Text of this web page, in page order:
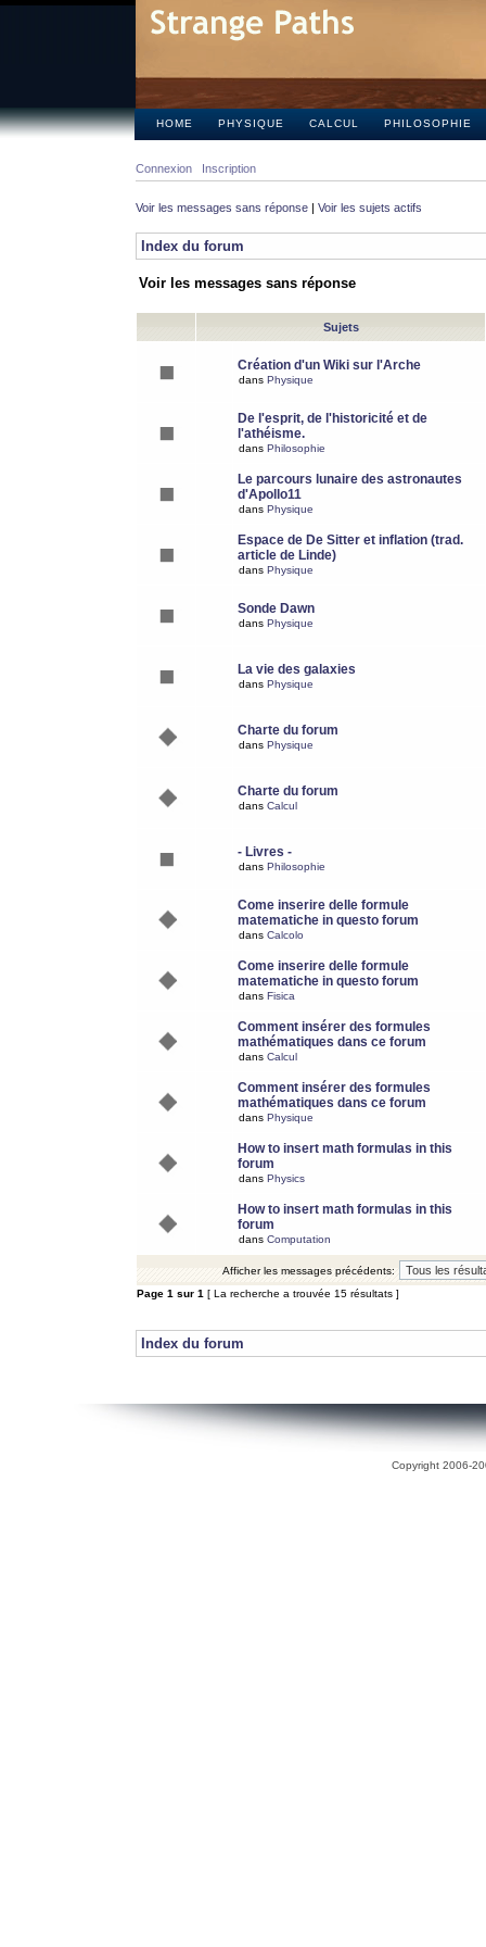
HOME PHYSIQUE CALCUL PHILOSOPHIE
Connexion Inscription
Voir les messages sans réponse | Voir les sujets actifs
Index du forum
Voir les messages sans réponse
Sujets
Création d'un Wiki sur l'Arche
dans Physique
De l'esprit, de l'historicité et de
l'athéisme.
dans Philosophie
Le parcours lunaire des astronautes
d'Apollo11
dans Physique
Espace de De Sitter et inflation (trad.
article de Linde)
dans Physique
Sonde Dawn
dans Physique
La vie des galaxies
dans Physique
Charte du forum
dans Physique
Charte du forum
dans Calcul
- Livres -
dans Philosophie
Come inserire delle formule
matematiche in questo forum
dans Calcolo
Come inserire delle formule
matematiche in questo forum
dans Fisica
Comment insérer des formules
mathématiques dans ce forum
dans Calcul
Comment insérer des formules
mathématiques dans ce forum
dans Physique
How to insert math formulas in this
forum
dans Physics
How to insert math formulas in this
forum
dans Computation
Afficher les messages précédents:
Page 1 sur 1 [ La recherche a trouvée 15 résultats ]
Index du forum
Copyright 2006-